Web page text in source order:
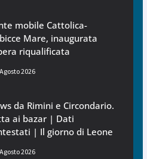
mobile Cattolica-
Mare, inaugurata
riqualificata
2026
da Rimini e Circondario.
ai bazar | Dati
| Il giorno di Leone
2026